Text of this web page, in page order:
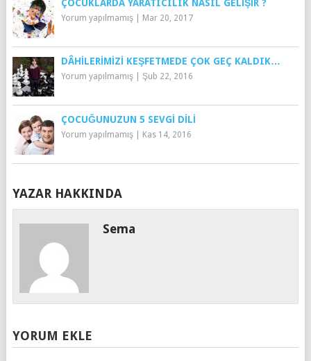
ÇOCUKLARDA YARATICILIK NASIL GELIŞIR ?
Yorum yapılmamış| Mar 20, 2017
DÂHILERIMIZI KEŞFETMEDE ÇOK GEÇ KALDIK…
Yorum yapılmamış| Şub 22, 2016
ÇOCUĞUNUZUN 5 SEVGI DILI
Yorum yapılmamış| Kas 14, 2016
YAZAR HAKKINDA
Sema
YORUM EKLE